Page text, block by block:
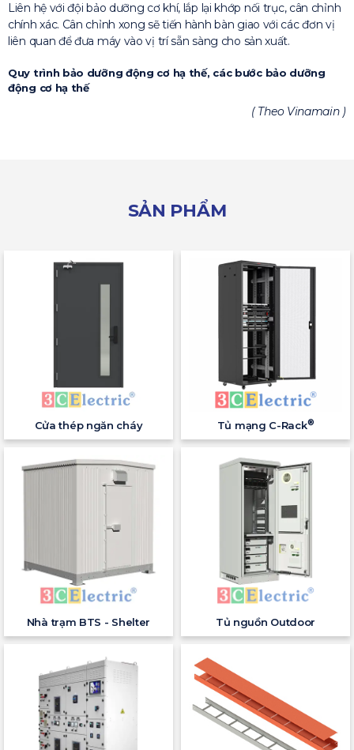
Liên hệ với đội bảo dưỡng cơ khí, lắp lại khớp nối trục, cân chỉnh
chính xác. Cân chỉnh xong sẽ tiến hành bàn giao với các đơn vị
liên quan để đưa máy vào vị trí sẵn sàng cho sản xuất.
Quy trình bảo dưỡng động cơ hạ thế, các bước bảo dưỡng
động cơ hạ thế
( Theo Vinamain )
SẢN PHẨM
Cửa thép ngăn cháy Tủ mạng C-Rack®
Nhà trạm BTS - Shelter Tủ nguồn Outdoor